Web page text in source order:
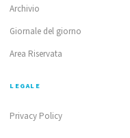
Archivio
Giornale del giorno
Area Riservata
LEGALE
Privacy Policy